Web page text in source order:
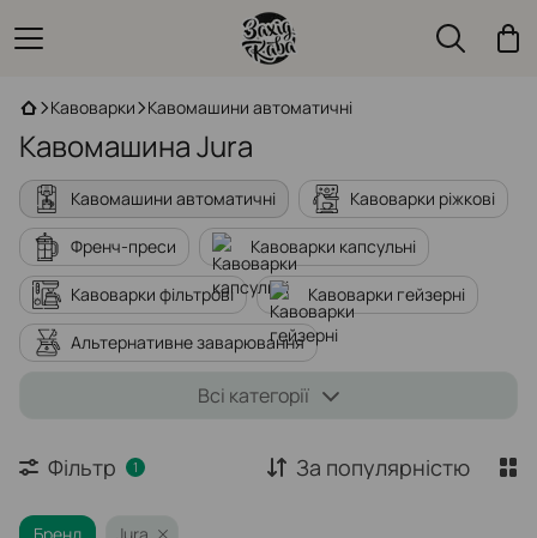
Кавоварки Кавомашини автоматичні
Кавомашина Jura
Кавомашини автоматичні Кавоварки ріжкові
Френч-преси Кавоварки капсульні
Кавоварки фільтрові Кавоварки гейзерні
Альтернативне заварювання
Холодильники для молока
Всі категорії
Фільтр 1 За популярністю